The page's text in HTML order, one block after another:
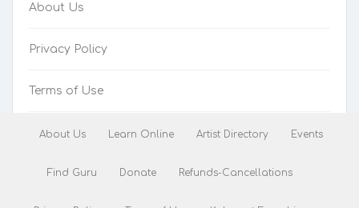
About Us
Privacy Policy
Terms of Use
Refunds-Cancellations
About Us Learn Online Artist Directory Events
Find Guru Donate Refunds-Cancellations